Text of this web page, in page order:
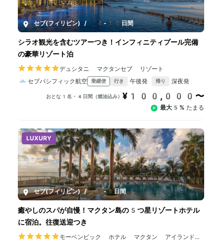
セブ(フィリピン) / 4-10日間
シラオ観光を含むツアーつき！インフィニティプール完備
の豪華リゾート泊
デュシタニ マクタンセブ リゾート
セブパシフィック航空
乗継便 行き 午後発 帰り 深夜発
おとな1名・4日間（燃油込み） ¥100,000〜
最大5% たまる
LUXURY
セブ(フィリピン) / 4-8日間
癒やしのスパが自慢！マクタン島の5つ星リゾートホテル
に宿泊。往復送迎つき
モーベンピック ホテル マクタン アイランド